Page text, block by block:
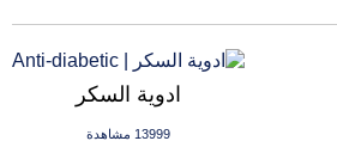
ادوية السكر
13999 مشاهدة